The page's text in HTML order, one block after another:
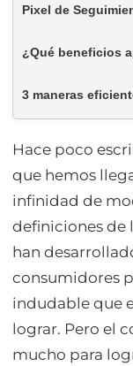
Pixel de
¿Qué beneficios
3 maneras
Hace poco
que hemos
infinidad de
definiciones de
han
consumidores
indudable que
lograr. Pero el
mucho para